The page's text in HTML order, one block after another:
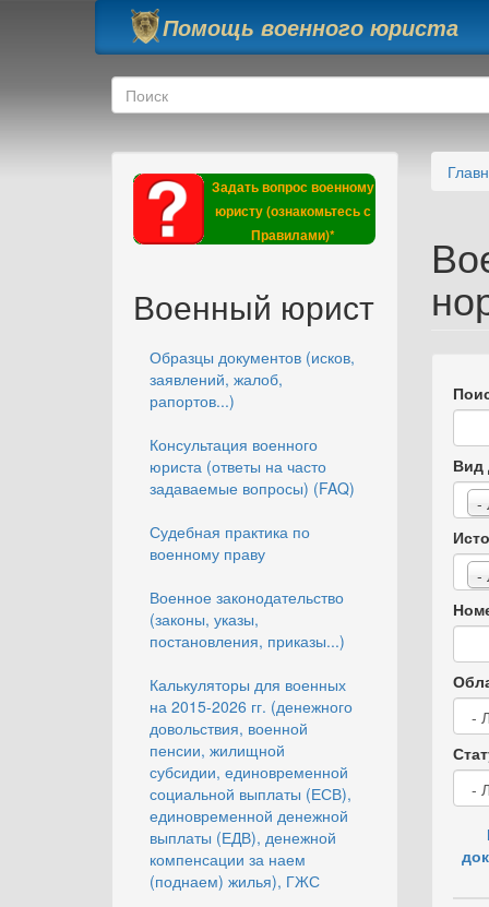
Перейти к основному содержанию
Помощь военного юриста
Форма поиска
Поиск
Задать вопрос военному
юристу (ознакомьтесь с
Правилами)*
Военный юрист
Образцы документов (исков,
заявлений, жалоб,
рапортов...)
Консультация военного
юриста (ответы на часто
задаваемые вопросы) (FAQ)
Судебная практика по
военному праву
Военное законодательство
(законы, указы,
постановления, приказы...)
Калькуляторы для военных
на 2015-2026 гг. (денежного
довольствия, военной
пенсии, жилищной
субсидии, единовременной
социальной выплаты (ЕСВ),
единовременной денежной
выплаты (ЕДВ), денежной
компенсации за наем
(поднаем) жилья), ГЖС
Вид
-
-